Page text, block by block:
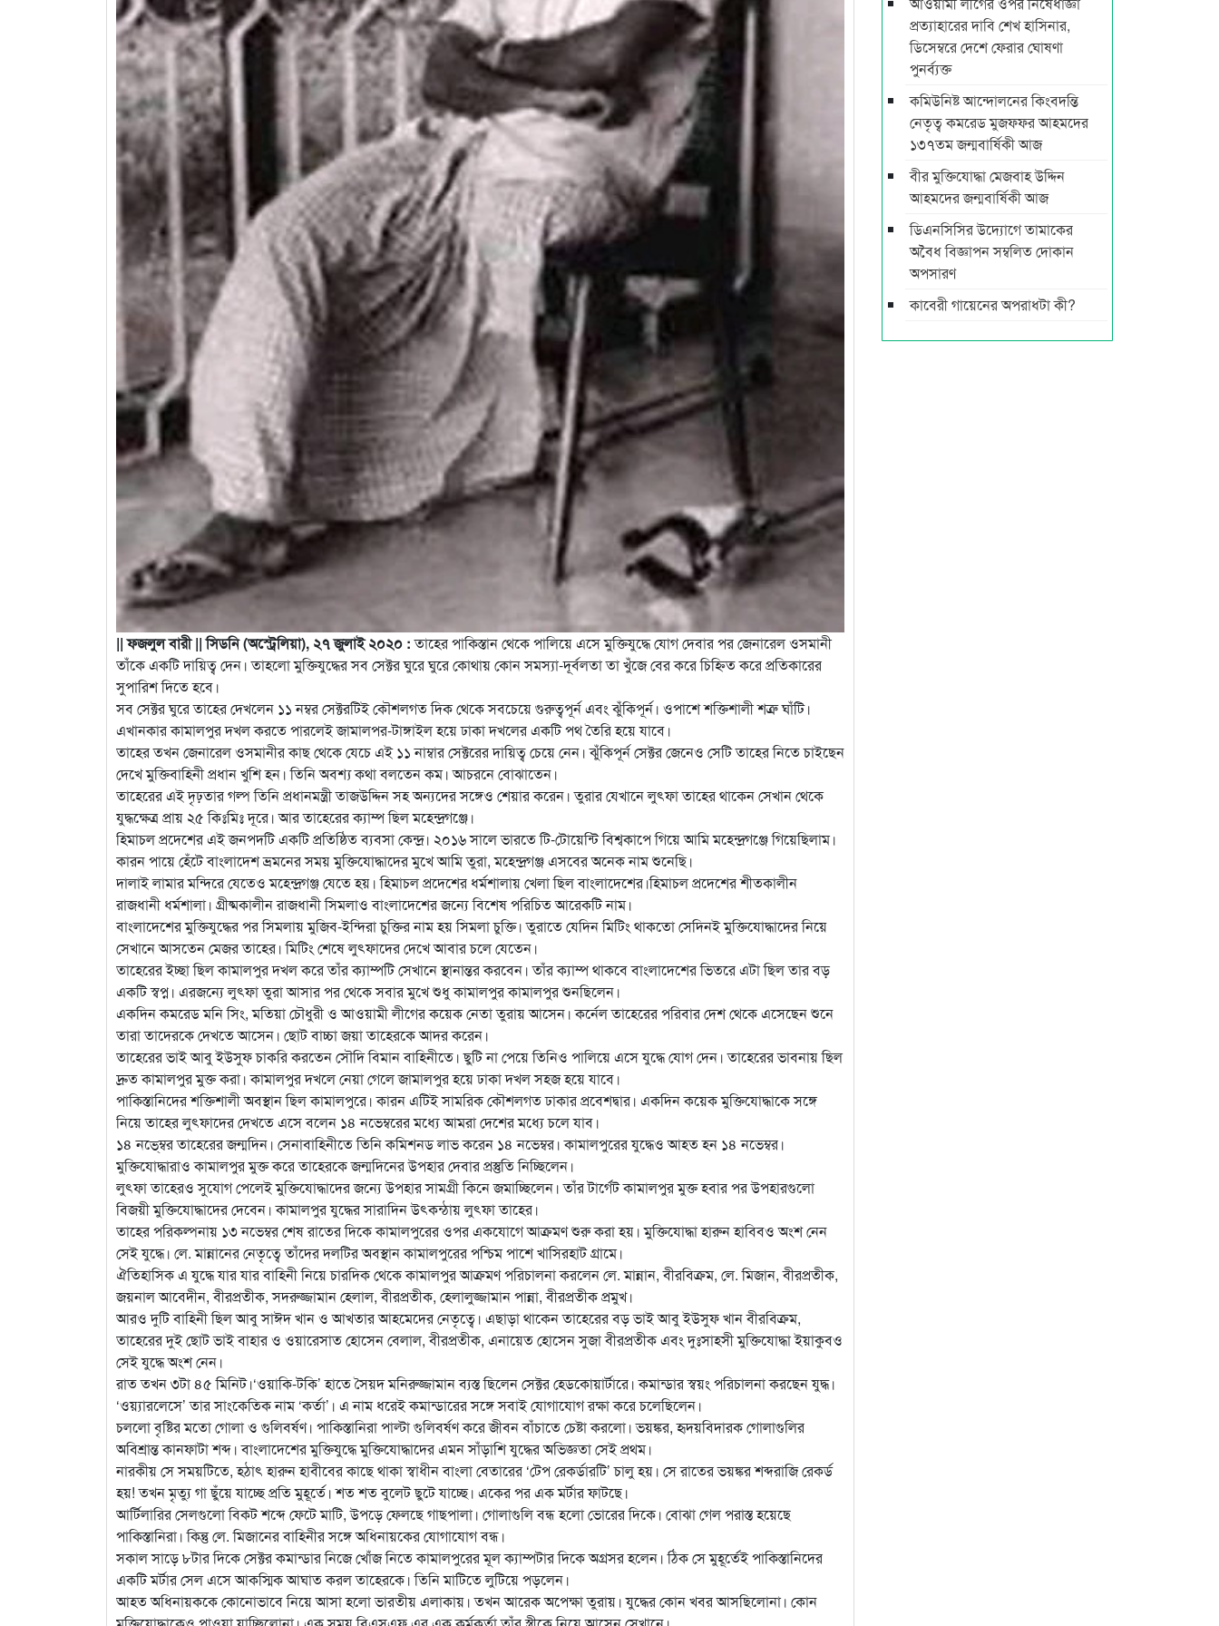
|| ফজলুল বারী || সিডনি (অস্ট্রেলিয়া), ২৭ জুলাই ২০২০ :তাহের পাকিস্তান থেকে পালিয়ে এসে মুক্তিযুদ্ধে যোগ দেবার পর জেনারেল ওসমানী
তাঁকে একটি দায়িত্ব দেন। তাহলো মুক্তিযুদ্ধের সব সেক্টর ঘুরে ঘুরেকোথায় কোন সমস্যা-দূর্বলতা তা খুঁজে বের করে চিহ্নিত করে প্রতিকারের
সুপারিশ দিতে হবে।
সব সেক্টর ঘুরে তাহের দেখলেন ১১ নম্বর সেক্টরটিই কৌশলগত দিক থেকে সবচেয়ে গুরুত্বপূর্ন এবং ঝুঁকিপূর্ন। ওপাশে শক্তিশালী শত্রু ঘাঁটি।
এখানকার কামালপুর দখল করতে পারলেই জামালপর-টাঙ্গাইল হয়ে ঢাকা দখলের একটি পথ তৈরি হয়ে যাবে।
তাহের তখন জেনারেল ওসমানীর কাছ থেকে যেচে এই ১১ নাম্বার সেক্টরের দায়িত্ব চেয়ে নেন। ঝুঁকিপূর্ন সেক্টর জেনেও সেটি তাহের নিতে চাইছেন
দেখে মুক্তিবাহিনী প্রধান খুশি হন। তিনি অবশ্য কথা বলতেন কম। আচরনে বোঝাতেন।
তাহেরের এই দৃঢ়তার গল্প তিনি প্রধানমন্ত্রী তাজউদ্দিন সহ অন্যদের সঙ্গেও শেয়ার করেন। তুরার যেখানে লুৎফা তাহের থাকেন সেখান থেকে
যুদ্ধক্ষেত্র প্রায় ২৫ কিঃমিঃ দূরে। আর তাহেরের ক্যাম্প ছিল মহেন্দ্রগঞ্জে।
হিমাচল প্রদেশের এই জনপদটি একটি প্রতিষ্ঠিত ব্যবসা কেন্দ্র। ২০১৬ সালে ভারতে টি-টোয়েন্টি বিশ্বকাপে গিয়ে আমি মহেন্দ্রগঞ্জে গিয়েছিলাম।
কারন পায়ে হেঁটে বাংলাদেশ ভ্রমনের সময় মুক্তিযোদ্ধাদের মুখে আমি তুরা, মহেন্দ্রগঞ্জ এসবের অনেক নাম শুনেছি।
দালাই লামার মন্দিরে যেতেও মহেন্দ্রগঞ্জ যেতে হয়। হিমাচল প্রদেশের ধর্মশালায় খেলা ছিল বাংলাদেশের।হিমাচল প্রদেশের শীতকালীন
রাজধানী ধর্মশালা। গ্রীষ্মকালীন রাজধানী সিমলাও বাংলাদেশের জন্যে বিশেষ পরিচিত আরেকটি নাম।
বাংলাদেশের মুক্তিযুদ্ধের পর সিমলায় মুজিব-ইন্দিরা চুক্তির নাম হয় সিমলা চুক্তি। তুরাতে যেদিন মিটিং থাকতো সেদিনই মুক্তিযোদ্ধাদের নিয়ে
সেখানে আসতেন মেজর তাহের। মিটিং শেষে লুৎফাদের দেখে আবার চলে যেতেন।
তাহেরের ইচ্ছা ছিল কামালপুর দখল করে তাঁর ক্যাম্পটি সেখানে স্থানান্তর করবেন। তাঁর ক্যাম্প থাকবে বাংলাদেশের ভিতরে এটা ছিল তার বড়
একটি স্বপ্ন। এরজন্যে লুৎফা তুরা আসার পর থেকে সবার মুখে শুধু কামালপুর কামালপুর শুনছিলেন।
একদিন কমরেড মনি সিং, মতিয়া চৌধুরী ও আওয়ামী লীগের কয়েক নেতা তুরায় আসেন। কর্নেল তাহেরের পরিবার দেশ থেকে এসেছেন শুনে
তারা তাদেরকে দেখতে আসেন। ছোট বাচ্চা জয়া তাহেরকে আদর করেন।
তাহেরের ভাই আবু ইউসুফ চাকরি করতেন সৌদি বিমান বাহিনীতে। ছুটি না পেয়ে তিনিও পালিয়ে এসে যুদ্ধে যোগ দেন। তাহেরের ভাবনায় ছিল
দ্রুত কামালপুর মুক্ত করা। কামালপুর দখলে নেয়া গেলে জামালপুর হয়ে ঢাকা দখল সহজ হয়ে যাবে।
পাকিস্তানিদের শক্তিশালী অবস্থান ছিল কামালপুরে। কারন এটিই সামরিক কৌশলগত ঢাকার প্রবেশদ্বার। একদিন কয়েক মুক্তিযোদ্ধাকে সঙ্গে
নিয়ে তাহের লুৎফাদের দেখতে এসে বলেন ১৪ নভেম্বরের মধ্যে আমরা দেশের মধ্যে চলে যাব।
১৪ নভে্ম্বর তাহেরের জন্মদিন। সেনাবাহিনীতে তিনি কমিশনড লাভ করেন ১৪ নভেম্বর। কামালপুরের যুদ্ধেও আহত হন ১৪ নভেম্বর।
মুক্তিযোদ্ধারাও কামালপুর মুক্ত করে তাহেরকে জন্মদিনের উপহার দেবার প্রস্তুতি নিচ্ছিলেন।
লুৎফা তাহেরও সুযোগ পেলেই মুক্তিযোদ্ধাদের জন্যে উপহার সামগ্রী কিনে জমাচ্ছিলেন। তাঁর টার্গেট কামালপুর মুক্ত হবার পর উপহারগুলো
বিজয়ী মুক্তিযোদ্ধাদের দেবেন। কামালপুর যুদ্ধের সারাদিন উৎকন্ঠায় লুৎফা তাহের।
তাহের পরিকল্পনায় ১৩ নভেম্বর শেষ রাতের দিকে কামালপুরের ওপর একযোগে আক্রমণ শুরু করা হয়। মুক্তিযোদ্ধা হারুন হাবিবও অংশ নেন
সেই যুদ্ধে। লে. মান্নানের নেতৃত্বে তাঁদের দলটির অবস্থান কামালপুরের পশ্চিম পাশে খাসিরহাট গ্রামে।
ঐতিহাসিক এ যুদ্ধে যার যার বাহিনী নিয়ে চারদিক থেকে কামালপুর আক্রমণ পরিচালনা করলেন লে. মান্নান, বীরবিক্রম, লে. মিজান, বীরপ্রতীক,
জয়নাল আবেদীন, বীরপ্রতীক, সদরুজ্জামান হেলাল, বীরপ্রতীক, হেলালুজ্জামান পান্না, বীরপ্রতীক প্রমুখ।
আরও দুটি বাহিনী ছিল আবু সাঈদ খান ও আখতার আহমেদের নেতৃত্বে। এছাড়া থাকেন তাহেরের বড় ভাই আবু ইউসুফ খান বীরবিক্রম,
তাহেরের দুই ছোট ভাই বাহার ও ওয়ারেসাত হোসেন বেলাল, বীরপ্রতীক, এনায়েত হোসেন সুজা বীরপ্রতীক এবং দুঃসাহসী মুক্তিযোদ্ধা ইয়াকুবও
সেই যুদ্ধে অংশ নেন।
রাত তখন ৩টা ৪৫ মিনিট।‘ওয়াকি-টকি’ হাতে সৈয়দ মনিরুজ্জামান ব্যস্ত ছিলেন সেক্টর হেডকোয়ার্টারে। কমান্ডার স্বয়ং পরিচালনা করছেন যুদ্ধ।
‘ওয়্যারলেসে’ তার সাংকেতিক নাম ‘কর্তা’। এ নাম ধরেই কমান্ডারের সঙ্গে সবাই যোগাযোগ রক্ষা করে চলেছিলেন।
চললো বৃষ্টির মতো গোলা ও গুলিবর্ষণ। পাকিস্তানিরা পাল্টা গুলিবর্ষণ করে জীবন বাঁচাতে চেষ্টা করলো। ভয়ঙ্কর, হৃদয়বিদারক গোলাগুলির
অবিশ্রান্ত কানফাটা শব্দ। বাংলাদেশের মুক্তিযুদ্ধে মুক্তিযোদ্ধাদের এমন সাঁড়াশি যুদ্ধের অভিজ্ঞতা সেই প্রথম।
নারকীয় সে সময়টিতে, হঠাৎ হারুন হাবীবের কাছে থাকা স্বাধীন বাংলা বেতারের ‘টেপ রেকর্ডারটি’ চালু হয়। সে রাতের ভয়ঙ্কর শব্দরাজি রেকর্ড
হয়! তখন মৃত্যু গা ছুঁয়ে যাচ্ছে প্রতি মুহূর্তে। শত শত বুলেট ছুটে যাচ্ছে। একের পর এক মর্টার ফাটছে।
আর্টিলারির সেলগুলো বিকট শব্দে ফেটে মাটি, উপড়ে ফেলছে গাছপালা। গোলাগুলি বন্ধ হলো ভোরের দিকে। বোঝা গেল পরাস্ত হয়েছে
পাকিস্তানিরা। কিন্তু লে. মিজানের বাহিনীর সঙ্গে অধিনায়কের যোগাযোগ বন্ধ।
সকাল সাড়ে ৮টার দিকে সেক্টর কমান্ডার নিজে খোঁজ নিতে কামালপুরের মূল ক্যাম্পটার দিকে অগ্রসর হলেন। ঠিক সে মুহূর্তেই পাকিস্তানিদের
একটি মর্টার সেল এসে আকস্মিক আঘাত করল তাহেরকে। তিনি মাটিতে লুটিয়ে পড়লেন।
আহত অধিনায়ককে কোনোভাবে নিয়ে আসা হলো ভারতীয় এলাকায়। তখন আরেক অপেক্ষা তুরায়। যুদ্ধের কোন খবর আসছিলোনা। কোন
প্রত্যাহারের দাবি শেখ হাসিনার,
ডিসেম্বরে দেশে ফেরার ঘোষণা
পুনর্ব্যক্ত
কমিউনিষ্ট আন্দোলনের কিংবদন্তি
নেতৃত্ব কমরেড মুজফ্ফর আহমদের
১৩৭তম জন্মবার্ষিকী আজ
বীর মুক্তিযোদ্ধা মেজবাহ উদ্দিন
আহমদের জন্মবার্ষিকী আজ
ডিএনসিসির উদ্যোগে তামাকের
অবৈধ বিজ্ঞাপন সম্বলিত দোকান
অপসারণ
কাবেরী গায়েনের অপরাধটা কী?